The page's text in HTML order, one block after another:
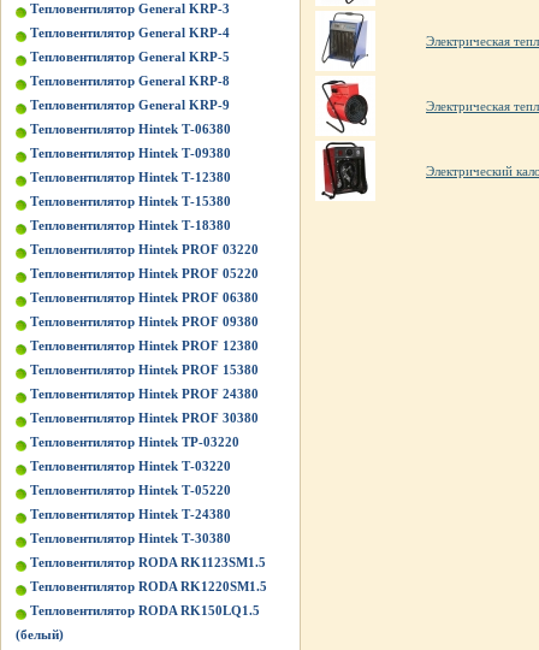
Тепловентилятор General KRP-3
Тепловентилятор General KRP-4
Тепловентилятор General KRP-5
Тепловентилятор General KRP-8
Тепловентилятор General KRP-9
Тепловентилятор Hintek Т-06380
Тепловентилятор Hintek Т-09380
Тепловентилятор Hintek Т-12380
Тепловентилятор Hintek Т-15380
Тепловентилятор Hintek Т-18380
Тепловентилятор Hintek PROF 03220
Тепловентилятор Hintek PROF 05220
Тепловентилятор Hintek PROF 06380
Тепловентилятор Hintek PROF 09380
Тепловентилятор Hintek PROF 12380
Тепловентилятор Hintek PROF 15380
Тепловентилятор Hintek PROF 24380
Тепловентилятор Hintek PROF 30380
Тепловентилятор Hintek TP-03220
Тепловентилятор Hintek Т-03220
Тепловентилятор Hintek Т-05220
Тепловентилятор Hintek Т-24380
Тепловентилятор Hintek Т-30380
Тепловентилятор RODA RK1123SM1.5
Тепловентилятор RODA RK1220SM1.5
Тепловентилятор RODA RK150LQ1.5
(белый)
Электрическая
Электрическая
Электрический